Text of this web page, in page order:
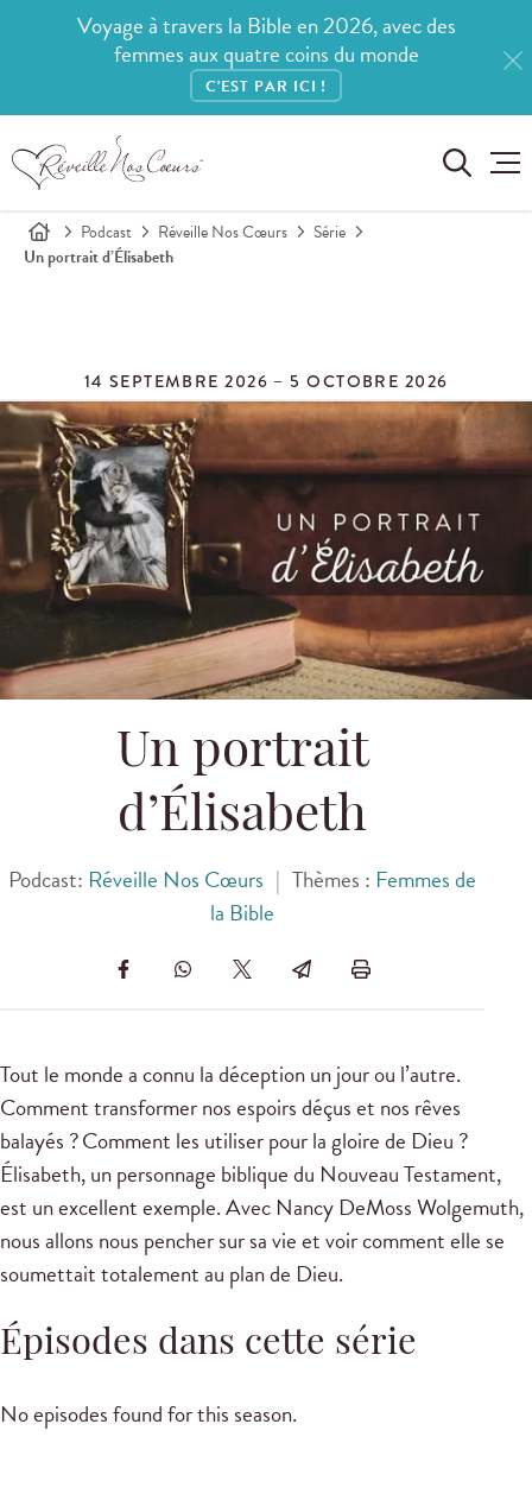
Voyage à travers la Bible en 2026, avec des
femmes aux quatre coins du monde
C'EST PAR ICI !
Podcast Réveille Nos Cœurs
Série
Un portrait d’Élisabeth
14 SEPTEMBRE 2026 – 5 OCTOBRE 2026
Un portrait
d’Élisabeth
Podcast: Réveille Nos Cœurs | Thèmes : Femmes de
la Bible
Tout le monde a connu la déception un jour ou l’autre.
Comment transformer nos espoirs déçus et nos rêves
balayés ? Comment les utiliser pour la gloire de Dieu ?
Élisabeth, un personnage biblique du Nouveau Testament,
est un excellent exemple. Avec Nancy DeMoss Wolgemuth,
nous allons nous pencher sur sa vie et voir comment elle se
soumettait totalement au plan de Dieu.
Épisodes dans cette série
No episodes found for this season.